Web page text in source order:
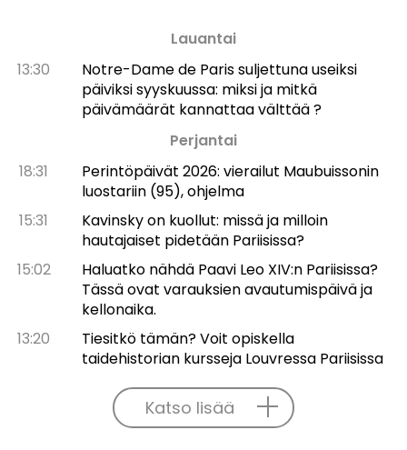
Lauantai
13:30
Notre-Dame de Paris suljettuna useiksi
päiviksi syyskuussa: miksi ja mitkä
päivämäärät kannattaa välttää ?
Perjantai
18:31
Perintöpäivät 2026: vierailut Maubuissonin
luostariin (95), ohjelma
15:31
Kavinsky on kuollut: missä ja milloin
hautajaiset pidetään Pariisissa?
15:02
Haluatko nähdä Paavi Leo XIV:n Pariisissa?
Tässä ovat varauksien avautumispäivä ja
kellonaika.
13:20
Tiesitkö tämän? Voit opiskella
taidehistorian kursseja Louvressa Pariisissa
Katso lisää